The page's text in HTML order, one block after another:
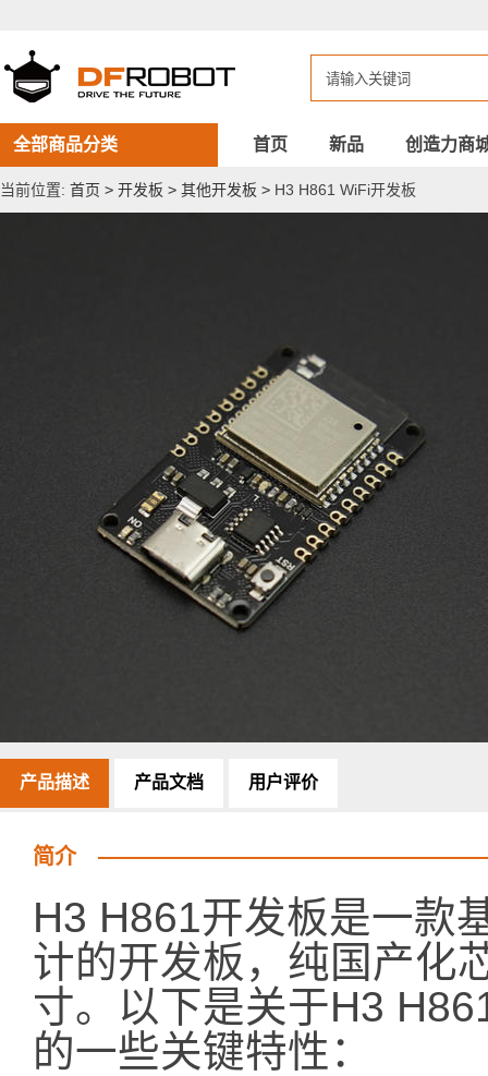
WiFi
开
发
板
全部商品分类 首页 新品 创造力商
当前位置: 首页 > 开发板 > 其他开发板 > H3 H861 WiFi开发板
产品描述 产品文档 用户评价
简介
H3 H861开发板是一款
计的开发板，纯国产化
寸。以下是关于H3
的一些关键特性：